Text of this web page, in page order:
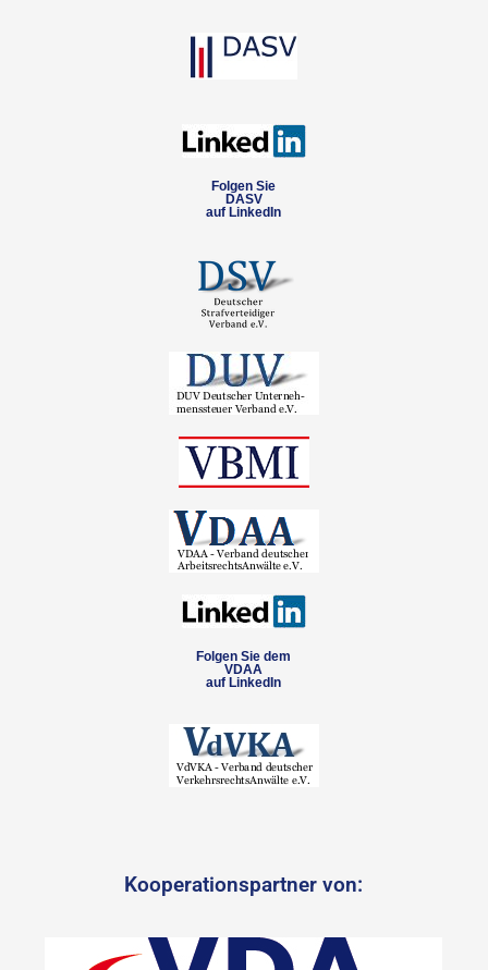
Folgen Sie
DASV
auf LinkedIn
Folgen Sie dem
VDAA
auf LinkedIn
Kooperationspartner von: